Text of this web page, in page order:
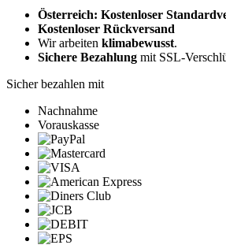
Österreich: Kostenloser
Kostenloser Rückversand
Wir arbeiten klimabewusst.
Sichere Bezahlung mit SSL-
Sicher bezahlen mit
Nachnahme
Vorauskasse